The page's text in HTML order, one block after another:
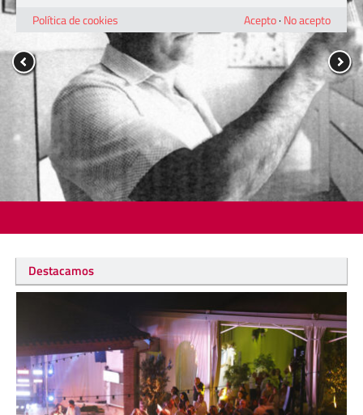
Destacamos
Política de cookies
Acepto· No acepto